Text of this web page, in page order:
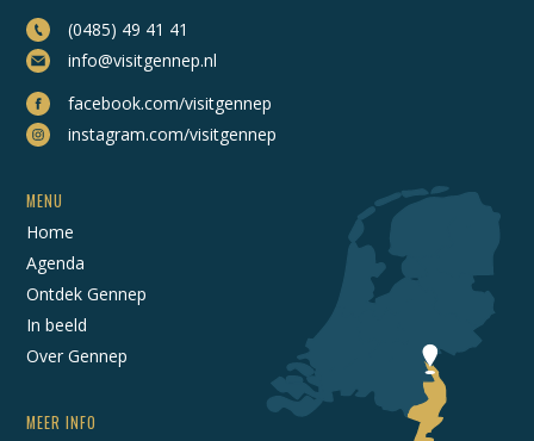
(0485) 49 41 41
info@visitgennep.nl
facebook.com/visitgennep
instagram.com/visitgennep
MENU
Home
Agenda
Ontdek Gennep
In beeld
Over Gennep
MEER INFO